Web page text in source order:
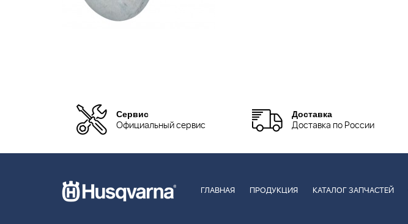
Сервис
Официальный сервис
Доставка
Доставка по России
ГЛАВНАЯ ПРОДУКЦИЯ КАТАЛОГ ЗАПЧАСТЕЙ